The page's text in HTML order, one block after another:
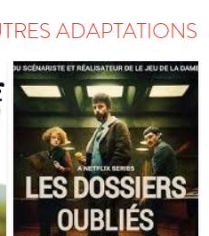
ADAPTATIONS